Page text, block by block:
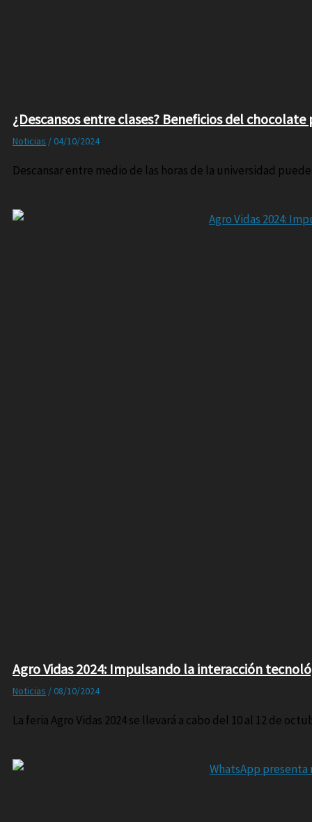
¿Descansos entre clases? Beneficios del
Noticias / 04/10/2024
Descansar entre medio de las horas de la universidad
Agro Vidas 2024: Impulsando la interacción
Noticias / 08/10/2024
La feria Agro Vidas 2024 se llevará a cabo del 10 al 12 de